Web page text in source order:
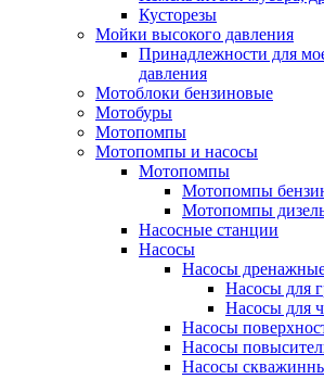
Кусторезы
Мойки высокого давления
Принадлежности для
давления
Мотоблоки бензиновые
Мотобуры
Мотопомпы
Мотопомпы и насосы
Мотопомпы
Мотопомпы
Мотопомпы
Насосные станции
Насосы
Насосы
Насосы для
Насосы для
Насосы
Насосы
Насосы